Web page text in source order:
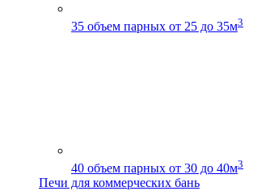
35 объем парных от 25 до 35м3
40 объем парных от 30 до 40м3
Печи для коммерческих бань